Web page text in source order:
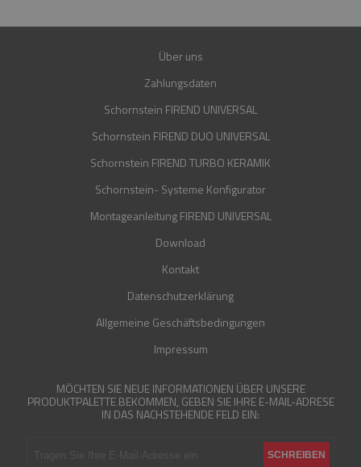
Über uns
Zahlungsdaten
Schornstein FIREND UNIVERSAL
Schornstein FIREND DUO UNIVERSAL
Schornstein FIREND TURBO KERAMIK
Schornstein- Systeme Konfigurator
Montageanleitung FIREND UNIVERSAL
Download
Kontakt
Datenschutzerklärung
Allgemeine Geschäftsbedingungen
Impressum
MÖCHTEN SIE NEUE INFORMATIONEN ÜBER UNSERE
PRODUKTPALETTE BEKOMMEN, GEBEN SIE IHRE E-MAIL-ADRESE
IN DAS NACHSTEHENDE FELD EIN: